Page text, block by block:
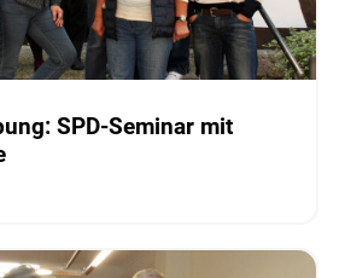
SPD-Seminar mit